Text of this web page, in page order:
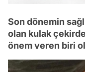
Son dönemin
olan kulak
önem veren biri